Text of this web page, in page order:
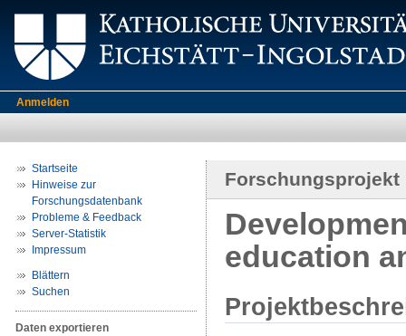
Anmelden
Startseite
Hinweise zur
Forschungsdatenbank
Probleme & Feedback
Server-Statistik
Impressum
Blättern
Suchen
Daten exportieren
Forschungsprojekt
education